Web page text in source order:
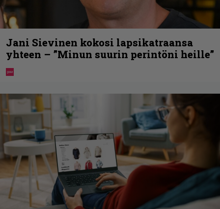
Jani Sievinen kokosi lapsikatraansa
yhteen – ”Minun suurin perintöni heille”